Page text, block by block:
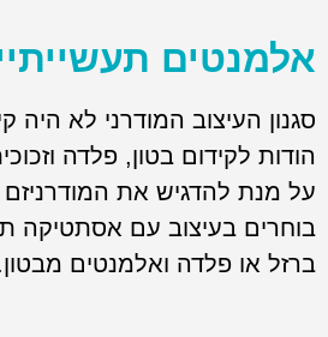
אלמנטים
סגנון העיצוב המודרני לא היה
הודות לקידום בטון, פלדה
על מנת להדגיש את
בוחרים בעיצוב עם אסתטיקה
ברזל או פלדה ואלמנטים